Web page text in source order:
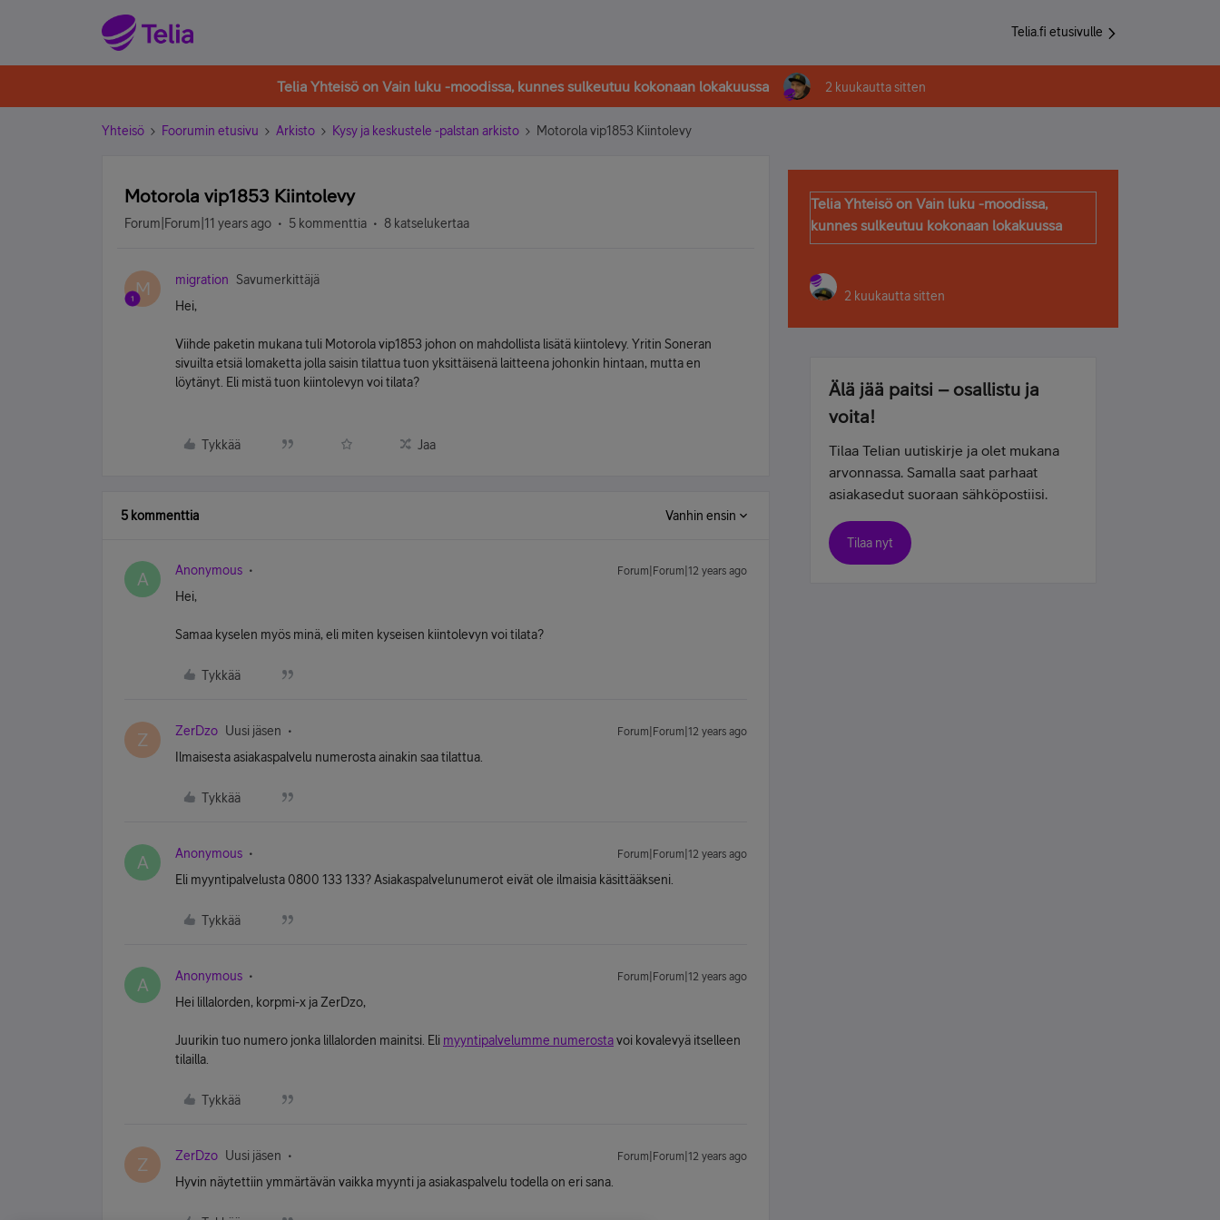
Telia.fi etusivulle
Telia Yhteisö on Vain luku -moodissa, kunnes sulkeutuu kokonaan lokakuussa 2 kuukautta sitten
Yhteisö Foorumin etusivu Arkisto Kysy ja keskustele -palstan arkisto Motorola vip1853 Kiintolevy
Motorola vip1853 Kiintolevy
Forum|Forum|11 years ago 5 kommenttia 8 katselukertaa
M migration
Savumerkittäjä
Hei,
Viihde paketin mukana tuli Motorola vip1853 johon on mahdollista lisätä kiintolevy. Yritin Soneran
sivuilta etsiä lomaketta jolla saisin tilattua tuon yksittäisenä laitteena johonkin hintaan, mutta en
löytänyt. Eli mistä tuon kiintolevyn voi tilata?
Tykkää Jaa
5 kommenttia Vanhin ensin
A Anonymous Forum|Forum|12 years ago
Hei,
Samaa kyselen myös minä, eli miten kyseisen kiintolevyn voi tilata?
Tykkää
Z ZerDzo Uusi jäsen Forum|Forum|12 years ago
Ilmaisesta asiakaspalvelu numerosta ainakin saa tilattua.
Tykkää
A Anonymous Forum|Forum|12 years ago
Eli myyntipalvelusta 0800 133 133? Asiakaspalvelunumerot eivät ole ilmaisia käsittääkseni.
Tykkää
A Anonymous Forum|Forum|12 years ago
Hei lillalorden, korpmi-x ja ZerDzo,
Juurikin tuo numero jonka lillalorden mainitsi. Eli myyntipalvelumme numerostavoi kovalevyä itselleen
tilailla.
Tykkää
Z ZerDzo Uusi jäsen Forum|Forum|12 years ago
Hyvin näytettiin ymmärtävän vaikka myynti ja asiakaspalvelu todella on eri sana.
Telia Yhteisö on Vain luku -moodissa,
kunnes sulkeutuu kokonaan lokakuussa
2 kuukautta sitten
Älä jää paitsi – osallistu ja
voita!
Tilaa Telian uutiskirje ja olet mukana
arvonnassa. Samalla saat parhaat
asiakasedut suoraan sähköpostiisi.
Tilaa nyt